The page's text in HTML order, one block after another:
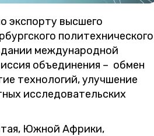
экспорту высшего
политехнического
международной
объединения – обмен
технологий, улучшение
исследовательских
Южной Африки,